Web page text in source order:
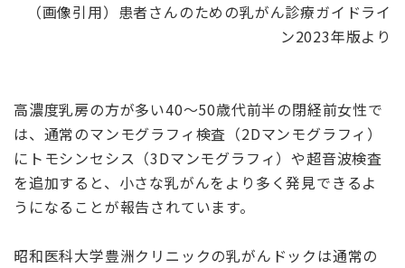
（画像引用）患者さんのための乳がん診療ガイドライ
ン2023年版より
高濃度乳房の方が多い40～50歳代前半の閉経前女性で
は、通常のマンモグラフィ検査（2Dマンモグラフィ）
にトモシンセシス（3Dマンモグラフィ）や超音波検査
を追加すると、小さな乳がんをより多く発見できるよ
うになることが報告されています。
昭和医科大学豊洲クリニックの乳がんドックは通常の